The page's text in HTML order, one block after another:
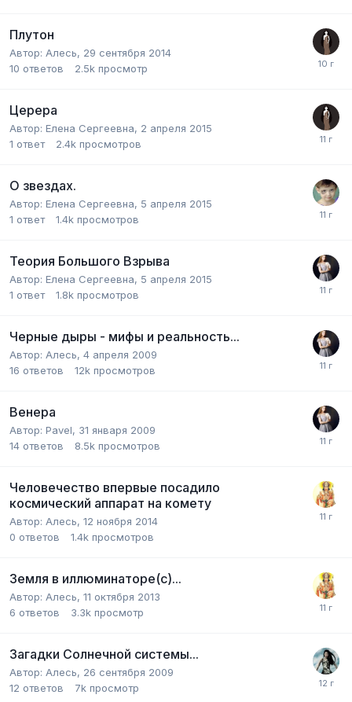
Плутон
Автор: Алесь, 29 сентября 2014
10 ответов 2.5k просмотр
Церера
Автор: Елена Сергеевна, 2 апреля 2015
1 ответ 2.4k просмотров
О звездах.
Автор: Елена Сергеевна, 5 апреля 2015
1 ответ 1.4k просмотров
Теория Большого Взрыва
Автор: Елена Сергеевна, 5 апреля 2015
1 ответ 1.8k просмотров
Черные дыры - мифы и реальность...
Автор: Алесь, 4 апреля 2009
16 ответов 12k просмотров
Венера
Автор: Pavel, 31 января 2009
14 ответов 8.5k просмотров
Человечество впервые посадило
космический аппарат на комету
Автор: Алесь, 12 ноября 2014
0 ответов 1.4k просмотров
Земля в иллюминаторе(с)...
Автор: Алесь, 11 октября 2013
6 ответов 3.3k просмотр
Загадки Солнечной системы...
Автор: Алесь, 26 сентября 2009
12 ответов 7k просмотр